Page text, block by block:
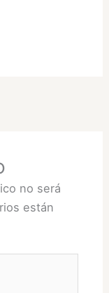
no será
están